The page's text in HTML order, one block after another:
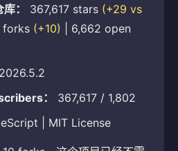
： 367,617 stars (+29 vs
forks (+10) | 6,662 open
：
367,617 / 1,802
| MIT License